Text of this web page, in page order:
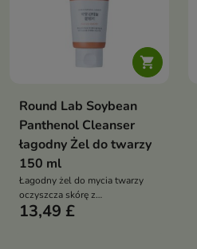

Round Lab Soybean
Panthenol Cleanser
łagodny Żel do twarzy
150 ml
Łagodny żel do mycia twarzy
oczyszcza skórę z
zanieczyszczeń, nadmiaru
13,49 £